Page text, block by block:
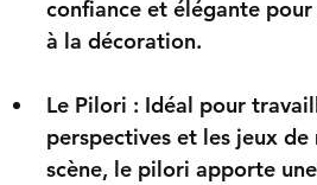
confiance et élégante
à la décoration.
Le Pilori : Idéal pour
perspectives et les jeux de
scène, le pilori apporte